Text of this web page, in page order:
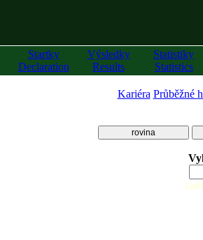
Startky
Declaration
Výsledky
Results
Statistiky
Statistics
Kariéra Průběžné
rovina